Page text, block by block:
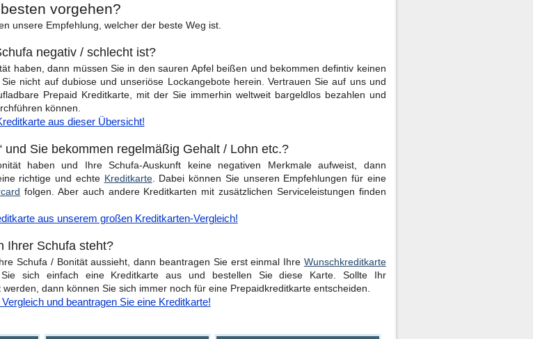
vorgehen?
unsere Empfehlung, welcher der beste Weg ist.
negativ / schlecht ist?
haben, dann müssen Sie in den sauren Apfel beißen und bekommen defintiv keinen
nicht auf dubiose und unseriöse Lockangebote herein. Vertrauen Sie auf uns und
Prepaid Kreditkarte, mit der Sie immerhin weltweit bargeldlos bezahlen und
können.
aus dieser Übersicht!
und Sie bekommen regelmäßig Gehalt / Lohn etc.?
haben und Ihre Schufa-Auskunft keine negativen Merkmale aufweist, dann
richtige und echte Kreditkarte. Dabei können Sie unseren Empfehlungen für eine
folgen. Aber auch andere Kreditkarten mit zusätzlichen Serviceleistungen finden
aus unserem großen Kreditkarten-Vergleich!
Ihrer Schufa steht?
Schufa / Bonität aussieht, dann beantragen Sie erst einmal Ihre Wunschkreditkarte
sich einfach eine Kreditkarte aus und bestellen Sie diese Karte. Sollte Ihr
dann können Sie sich immer noch für eine Prepaidkreditkarte entscheiden.
und beantragen Sie eine Kreditkarte!